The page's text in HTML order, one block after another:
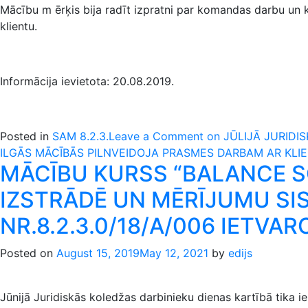
Mācību m ērķis bija radīt izpratni par komandas darbu un
klientu.
Informācija ievietota: 20.08.2019.
Posted in SAM 8.2.3.Leave a Comment on JŪLIJĀ
ILGĀS MĀCĪBĀS PILNVEIDOJA PRASMES DARBAM AR
MĀCĪBU KURSS “BALANCE
IZSTRĀDĒ UN MĒRĪJUMU
NR.8.2.3.0/18/A/006
Posted on August 15, 2019May 12, 2021 by edijs
Jūnijā Juridiskās koledžas darbinieku dienas kartībā tika